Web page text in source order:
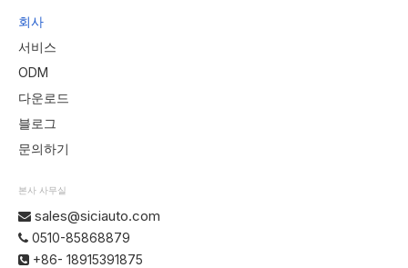
회사
서비스
ODM
다운로드
블로그
문의하기
본사 사무실
 sales@siciauto.com
 0510-85868879
 +86- 18915391875